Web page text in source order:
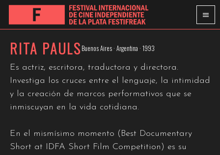
RITA PAULSBuenos Aires · Argentina · 1993
Es actriz, escritora, traductora y directora.
Investiga los cruces entre el lenguaje, la intimidad
y la creación de marcos performativos que se
inmiscuyan en la vida cotidiana.
En el mismísimo momento (Best Documentary
Short at IDFA Short Film Competition) es su